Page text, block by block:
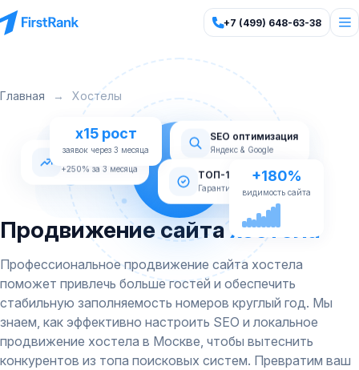
+7 (499) 648-63-38
Главная → Хостелы
Продвижение сайтахостела
Профессиональное продвижение сайта хостела
поможет привлечь больше гостей и обеспечить
стабильную заполняемость номеров круглый год. Мы
знаем, как эффективно настроить SEO и локальное
продвижение хостела в Москве, чтобы вытеснить
конкурентов из топа поисковых систем. Превратим ваш
SEO оптимизация
Яндекс & Google
Рост трафика
+250% за 3 месяца ТОП-10 Яндекс
Гарантия по договору
x15 рост
заявок через 3 месяца
+180%
видимость сайта